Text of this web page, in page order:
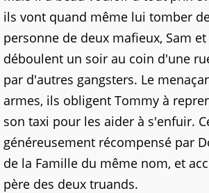
ils vont quand même lui tomber
personne de deux mafieux, Sam
déboulent un soir au coin d'une
par d'autres gangsters. Le
armes, ils obligent Tommy à
son taxi pour les aider à s'enfuir.
généreusement récompensé par
de la Famille du même nom, et
père des deux truands.